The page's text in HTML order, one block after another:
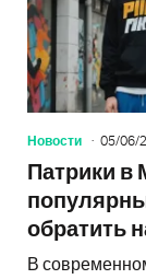
Новости 05/06/
Патрики в
обратить
В